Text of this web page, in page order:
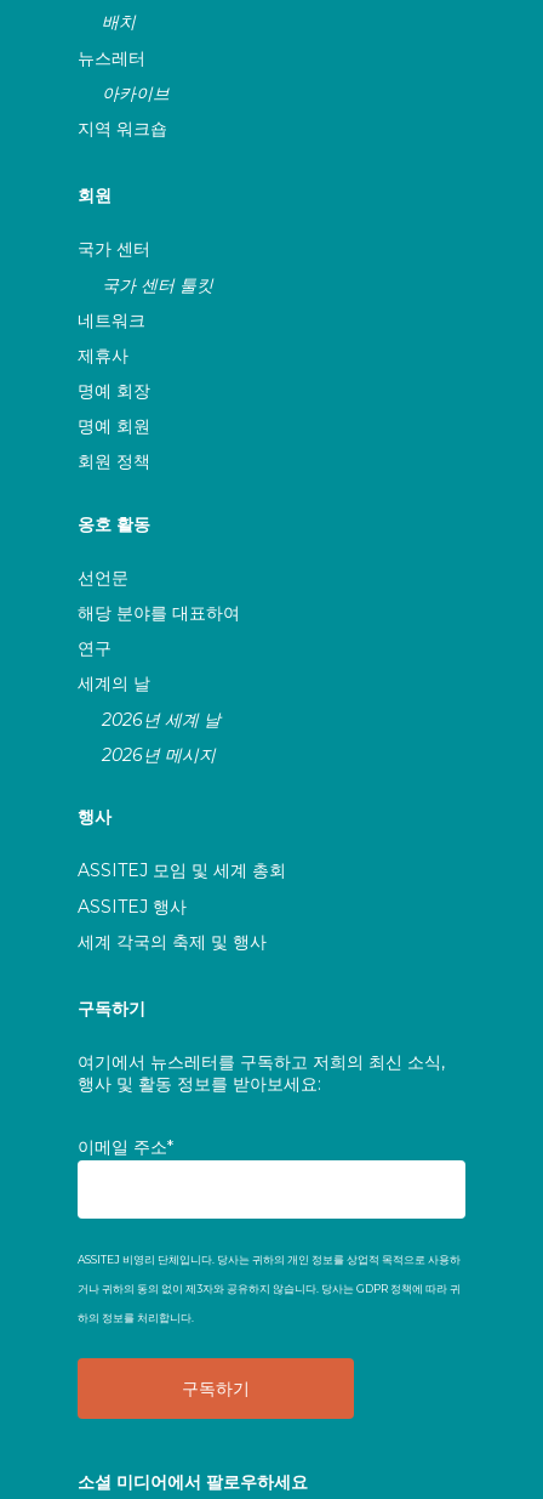
배치
뉴스레터
아카이브
지역 워크숍
회원
국가 센터
국가 센터 툴킷
네트워크
제휴사
명예 회장
명예 회원
회원 정책
옹호 활동
선언문
해당 분야를 대표하여
연구
세계의 날
2026년 세계 날
2026년 메시지
행사
ASSITEJ 모임 및 세계 총회
ASSITEJ 행사
세계 각국의 축제 및 행사
구독하기
여기에서 뉴스레터를 구독하고 저희의 최신 소식,
행사 및 활동 정보를 받아보세요:
이메일 주소*
ASSITEJ 비영리 단체입니다. 당사는 귀하의 개인 정보를 상업적 목적으로 사용하
거나 귀하의 동의 없이 제3자와 공유하지 않습니다. 당사는 GDPR 정책에 따라 귀
하의 정보를 처리합니다.
소셜 미디어에서 팔로우하세요